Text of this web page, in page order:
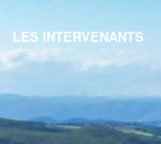
LES INTERVENANTS